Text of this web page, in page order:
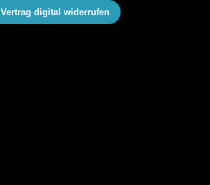
Vertrag digital widerrufen